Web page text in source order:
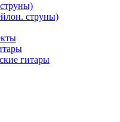
струны)
гитары